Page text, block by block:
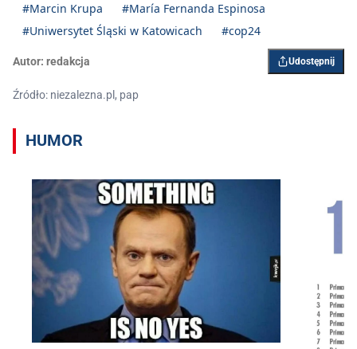
#Marcin Krupa
#María Fernanda Espinosa
#Uniwersytet Śląski w Katowicach
#cop24
Autor: redakcja Udostępnij
Źródło: niezalezna.pl, pap
HUMOR